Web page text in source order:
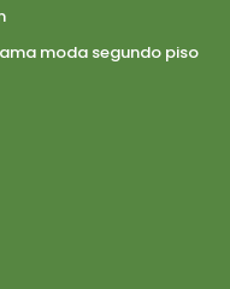
moda segundo piso